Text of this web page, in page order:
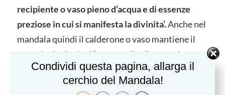
recipiente o vaso pieno d’acqua e di essenze
preziose in cui si manifesta la divinita’.Anche nel
mandala quindi il calderone o vaso mantiene il
suo principale significato quello di contenitore
del cuore del cambiamento e di protezione.
La luna elemento assai ricorrente in queste
Condividi questa pagina, allarga il
cerchio del Mandala!